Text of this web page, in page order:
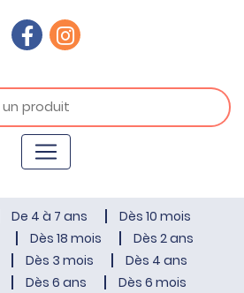
De 4 à 7 ans
Dès 10 mois
Dès 18 mois
Dès 2 ans
Dès 3 mois
Dès 4 ans
Dès 6 ans
Dès 6 mois